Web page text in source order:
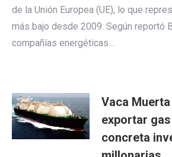
de la Unión Europea (UE), lo que
más bajo desde 2009. Según reportó
compañías energéticas…
Vaca
exportar
concreta